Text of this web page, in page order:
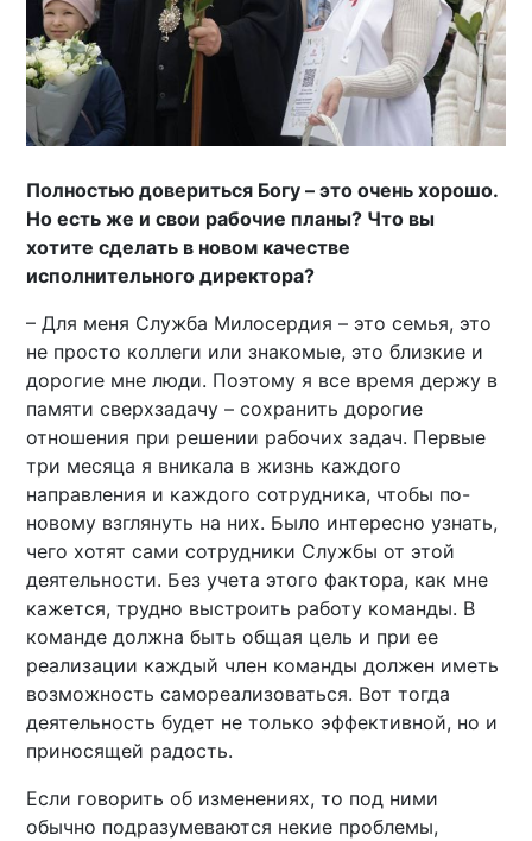
Полностью довериться Богу – это очень хорошо.
Но есть же и свои рабочие планы? Что вы
хотите сделать в новом качестве
исполнительного директора?
– Для меня Служба Милосердия – это семья, это
не просто коллеги или знакомые, это близкие и
дорогие мне люди. Поэтому я все время держу в
памяти сверхзадачу – сохранить дорогие
отношения при решении рабочих задач. Первые
три месяца я вникала в жизнь каждого
направления и каждого сотрудника, чтобы по-
новому взглянуть на них. Было интересно узнать,
чего хотят сами сотрудники Службы от этой
деятельности. Без учета этого фактора, как мне
кажется, трудно выстроить работу команды. В
команде должна быть общая цель и при ее
реализации каждый член команды должен иметь
возможность самореализоваться. Вот тогда
деятельность будет не только эффективной, но и
приносящей радость.
Если говорить об изменениях, то под ними
обычно подразумеваются некие проблемы,